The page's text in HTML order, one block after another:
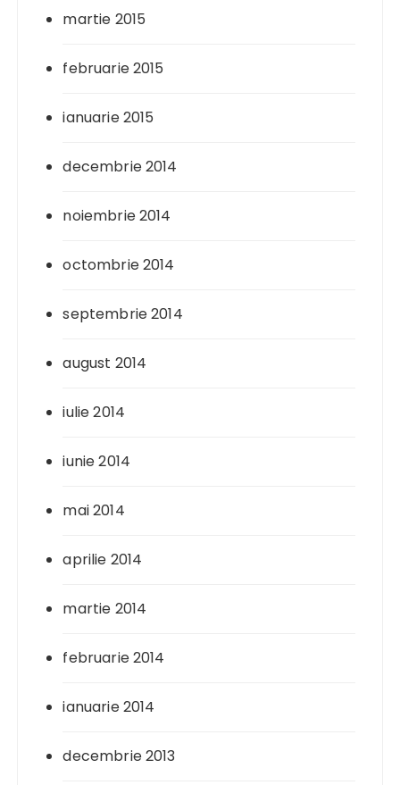
martie 2015
februarie 2015
ianuarie 2015
decembrie 2014
noiembrie 2014
octombrie 2014
septembrie 2014
august 2014
iulie 2014
iunie 2014
mai 2014
aprilie 2014
martie 2014
februarie 2014
ianuarie 2014
decembrie 2013